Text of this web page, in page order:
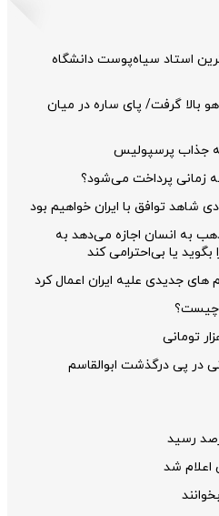
استاد سیاه‌پوست دانشگاه
بالا گرفت/ پای ساره در میان
جذاب پرسپولیس
زمانی پرداخت می‌شود؟
توافق با ایران خواهیم بود
به انسان اجازه می‌دهد به
یا بی‌احترامی کند
های جدیدی علیه ایران اعمال کرد
چیست؟
در پی درگذشت ابوالقاسم
اعلام شد